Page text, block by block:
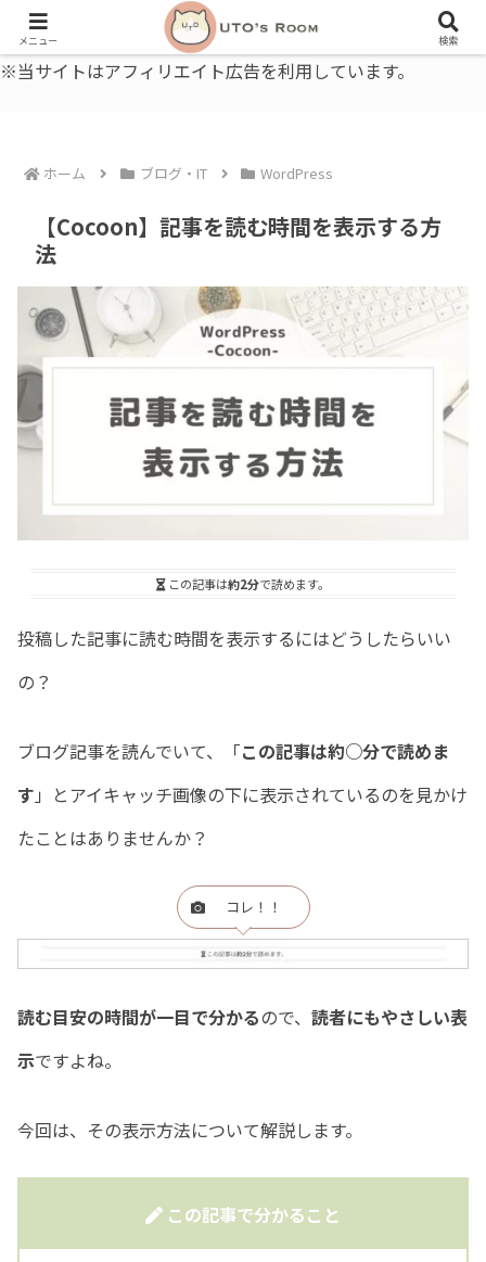
うとの部屋｜毎日に、ちょっと役立つ色と暮らし、健康のこと。
※当サイトはアフィリエイト広告を利用しています。
ホーム ブログ・IT WordPress
【Cocoon】記事を読む時間を表示する方
法
この記事は約2分で読めます。
投稿した記事に読む時間を表示するにはどうしたらいい
の？
ブログ記事を読んでいて、「この記事は約○分で読めま
す 」とアイキャッチ画像の下に表示されているのを見かけ
たことはありませんか？
コレ！！
読む目安の時間が一目で分かるので、 読者にもやさしい表
示ですよね。
今回は、その表示方法について解説します。
この記事で分かること
メニュー 検索